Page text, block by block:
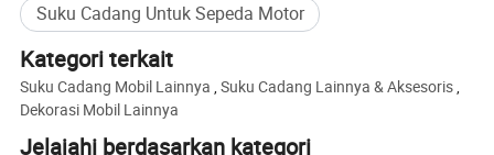
Suku Cadang Untuk Sepeda Motor
Kategori terkait
Suku Cadang Mobil Lainnya ,Suku Cadang Lainnya & Aksesoris,
Dekorasi Mobil Lainnya
Jelajahi berdasarkan kategori